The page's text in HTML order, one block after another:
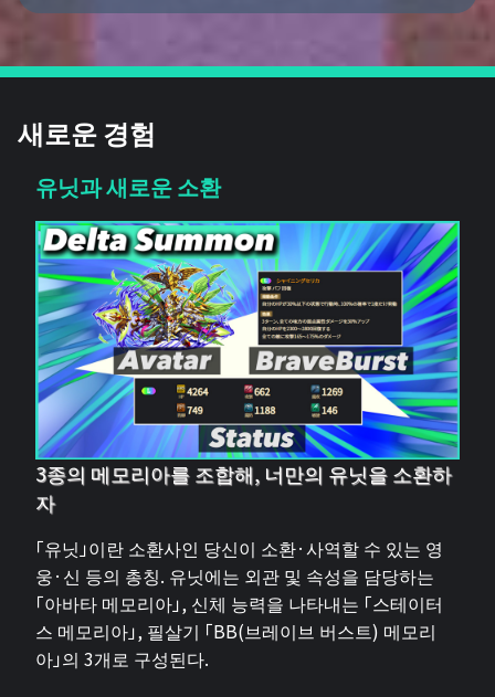
새로운 경험
유닛과 새로운 소환
3종의 메모리아를 조합해, 너만의 유닛을 소환하
자
「유닛」이란 소환사인 당신이 소환·사역할 수 있는 영
웅·신 등의 총칭. 유닛에는 외관 및 속성을 담당하는
「아바타 메모리아」, 신체 능력을 나타내는 「스테이터
스 메모리아」, 필살기 「BB(브레이브 버스트) 메모리
아」의 3개로 구성된다.